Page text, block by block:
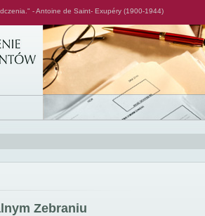
- Antoine de Saint- Exupéry (1900-1944)
Zebraniu